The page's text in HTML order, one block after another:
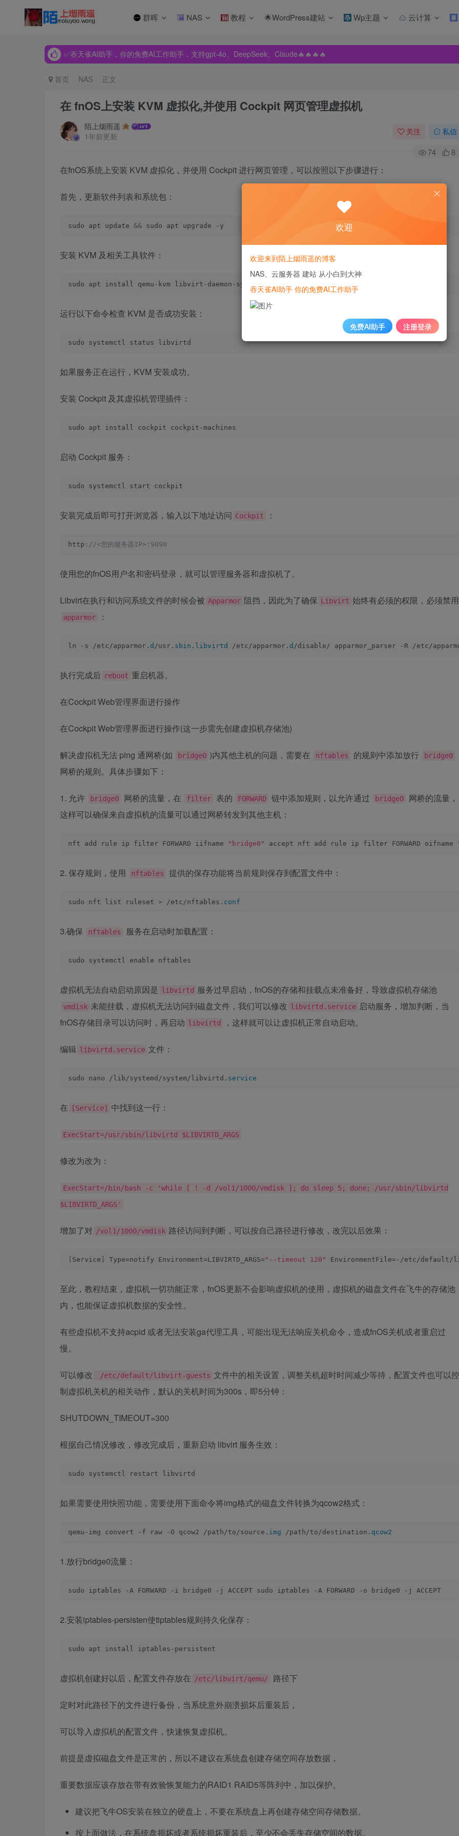
群晖 NAS 教程 🌟WordPress建站 Wp主题 云计算
✅吞天雀AI助手，你的免费AI工作助手，支持gpt-4o、DeepSeek、Claude🔥🔥🔥🔥
✅吞天雀AI助手，你的免费AI工作助手，支持gpt-4o、DeepSeek、Claude🔥🔥🔥🔥
首页 NAS 正文
在 fnOS上安装 KVM 虚拟化,并使用 Cockpit 网页管理虚拟机
陌上烟雨遥
1年前更新
关注 私信
74 8
在fnOS系统上安装 KVM 虚拟化，并使用 Cockpit 进行网页管理，可以按照以下步骤进行：
首先，更新软件列表和系统包：
sudo apt update && sudo apt upgrade -y
安装 KVM 及相关工具软件：
sudo apt install qemu-kvm libvirt-daemon-system libvirt-clients bridge-utils
运行以下命令检查 KVM 是否成功安装：
sudo systemctl status libvirtd
如果服务正在运行，KVM 安装成功。
安装 Cockpit 及其虚拟机管理插件：
sudo apt install cockpit cockpit-machines
启动 Cockpit 服务：
sudo systemctl start cockpit
安装完成后即可打开浏览器，输入以下地址访问 Cockpit ：
http ://<您的服务器IP>:9090
使用您的fnOS用户名和密码登录，就可以管理服务器和虚拟机了。
Libvirt在执行和访问系统文件的时候会被 Apparmor 阻挡，因此为了确保 Libvirt 始终有必须的权限，必须禁用
apparmor ：
ln -s /etc/apparmor. d /usr. sbin . libvirtd /etc/apparmor. d /disable/ apparmor_parser -R /etc/
执行完成后 reboot 重启机器。
在Cockpit Web管理界面进行操作
在Cockpit Web管理界面进行操作(这一步需先创建虚拟机存储池)
解决虚拟机无法 ping 通网桥(如 bridge0 )内其他主机的问题，需要在 nftables 的规则中添加放行 bridge0
网桥的规则。具体步骤如下：
1. 允许 bridge0 网桥的流量，在 filter 表的 FORWARD 链中添加规则，以允许通过 bridge0
网桥的流量，
这样可以确保来自虚拟机的流量可以通过网桥转发到其他主机：
nft add rule ip filter FORWARD iifname "bridge0" accept nft add rule ip filter FORWARD oifname
2. 保存规则，使用 nftables 提供的保存功能将当前规则保存到配置文件中：
sudo nft list ruleset > /etc/nftables. conf
3.确保 nftables 服务在启动时加载配置：
sudo systemctl enable nftables
虚拟机无法自动启动原因是 libvirtd 服务过早启动，fnOS的存储和挂载点未准备好，导致虚拟机存储池
vmdisk 未能挂载，虚拟机无法访问到磁盘文件，我们可以修改 libvirtd.service 启动服务，增加判断，当
fnOS存储目录可以访问时，再启动 libvirtd ，这样就可以让虚拟机正常自动启动。
编辑 libvirtd.service 文件：
sudo nano /lib/systemd/system/libvirtd. service
在 [Service] 中找到这一行：
ExecStart=/usr/sbin/libvirtd $LIBVIRTD_ARGS
修改为改为：
ExecStart=/bin/bash -c 'while [ ! -d /vol1/1000/vmdisk ]; do sleep 5; done; /usr/sbin/libvirtd
$LIBVIRTD_ARGS'
增加了对 /vol1/1000/vmdisk 路径访问到判断，可以按自己路径进行修改，改完以后效果：
Service Type=notify Environment=LIBVIRTD_ARGS= "--timeout 120" EnvironmentFile=-/etc/
至此，教程结束，虚拟机一切功能正常，fnOS更新不会影响虚拟机的使用，虚拟机的磁盘文件在飞牛的存储池
内，也能保证虚拟机数据的安全性。
有些虚拟机不支持acpid 或者无法安装ga代理工具，可能出现无法响应关机命令，造成fnOS关机或者重启过
慢。
可以修改 /etc/default/libvirt-guests 文件中的相关设置， 调整关机超时时间减少等待，配置文件也可以控
制虚拟机关机的相关动作， 默认的关机时间为300s，即5分钟：
SHUTDOWN_TIMEOUT=300
根据自己情况修改，修改完成后，重新启动 libvirt 服务生效：
sudo systemctl restart libvirtd
如果需要使用快照功能，需要使用下面命令将img格式的磁盘文件转换为qcow2格式：
qemu-img convert -f raw -O qcow2 /path/to/source. img /path/to/destination. qcow2
1.放行bridge0流量：
sudo iptables -A FORWARD -i bridge0 -j ACCEPT sudo iptables -A FORWARD -o bridge0 -j ACCEPT
2.安装iptables-persisten使tiptables规则持久化保存：
sudo apt install iptables-persistent
虚拟机创建好以后，配置文件存放在 /etc/libvirt/qemu/ 路径下
定时对此路径下的文件进行备份，当系统意外崩溃损坏后重装后，
可以导入虚拟机的配置文件，快速恢复虚拟机。
前提是虚拟磁盘文件是正常的，所以不建议在系统盘创建存储空间存放数据，
重要数据应该存放在带有效验恢复能力的RAID1 RAID5等阵列中，加以保护。
建议把飞牛OS安装在独立的硬盘上，不要在系统盘上再创建存储空间存储数据。
按上面做法，在系统盘损坏或者系统损坏重装后，至少不会丢失存储空间的数据。
欢迎
欢迎来到陌上烟雨遥的博客
NAS、云服务器 建站 从小白到大神
吞天雀AI助手 你的免费AI工作助手
免费AI助手 注册登录